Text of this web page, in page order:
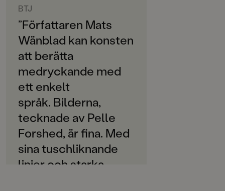
pratbubblor med versal text plus massor av roliga
färgbilder.
Svenska
SPRÅK
Svenska
SERIE
Lättläst
PUBLICERINGSDATUM
2020-07-31
Produktion
Produktdetaljer
ISBN
BTJ
”Författaren Mats
Wänblad kan konsten
att berätta
medryckande med
ett enkelt
språk. Bilderna,
tecknade av Pelle
Forshed, är fina. Med
sina tuschliknande
linjer och starka